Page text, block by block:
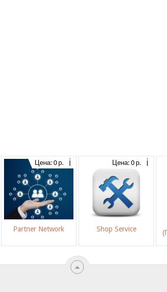
Цена: 0 р.
Partner Network
Цена: 0 р.
Shop Service